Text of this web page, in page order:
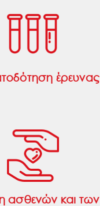
έρευνας
ασθενών και των